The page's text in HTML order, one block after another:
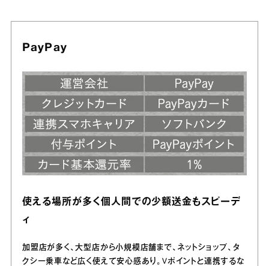
PayPay
使える場所が多く個人間での少額送金もスピーデ
ィ
加盟店が多く、大型店から小規模店舗まで、ネットショップ、タ
クシー乗車など広く使えて安心感あり。Vポイントと連携するな